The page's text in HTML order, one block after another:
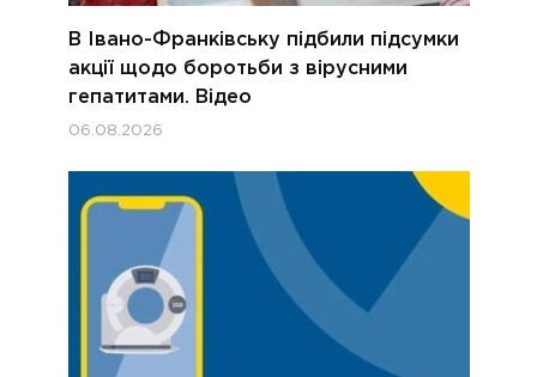
В Івано-Франківську підбили підсумки
акції щодо боротьби з вірусними
гепатитами. Відео
06.08.2026